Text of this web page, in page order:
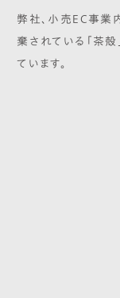
弊社、小売EC事業
棄されている「茶
ています。